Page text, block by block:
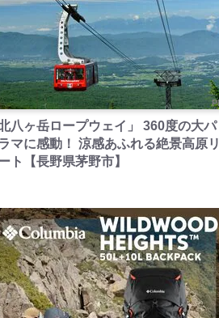
北八ヶ岳ロープウェイ」 360度の大パ
マに感動！ 涼感あふれる絶景高原リ
ト【長野県茅野市】